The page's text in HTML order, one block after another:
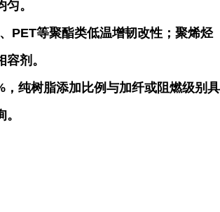
。
PET等聚酯类低温增韧改性；聚烯烃
剂。
，纯树脂添加比例与加纤或阻燃级别具